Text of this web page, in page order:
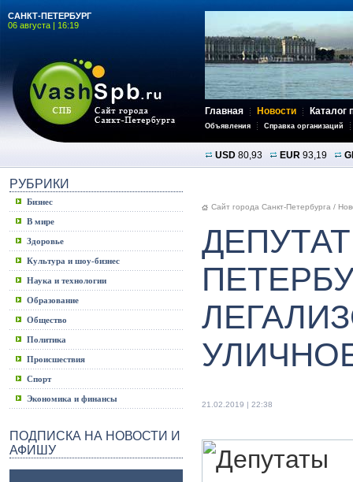
САНКТ-ПЕТЕРБУРГ
06 августа | 16:19
Главная Новости Каталог
Объявления Справка организаций
USD 80,93 EUR 93,19
РУБРИКИ
Бизнес
В мире
Здоровье
Культура и шоу-бизнес
Наука и технологии
Образование
Общество
Политика
Происшествия
Спорт
Экономика и финансы
ПОДПИСКА НА НОВОСТИ И
АФИШУ
Сайт города Санкт-Петербурга /
21.02.2019 | 22:38